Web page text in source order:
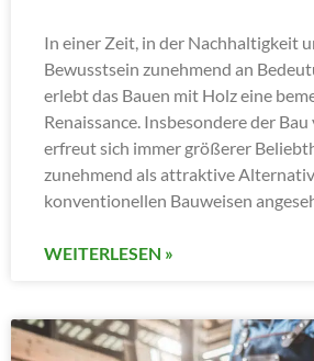
In einer Zeit, in der Nachhaltigkeit
Bewusstsein zunehmend an
erlebt das Bauen mit Holz eine
Renaissance. Insbesondere der
erfreut sich immer größerer
zunehmend als attraktive
konventionellen Bauweisen
WEITERLESEN »